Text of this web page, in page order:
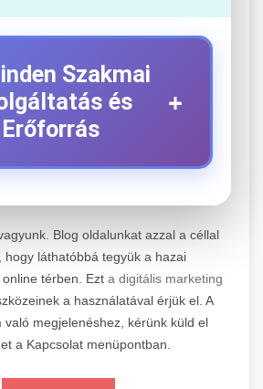
Szakmai
és
Erőforrás
+
+
elektromos roller javítási és
szolgáltatások. Szakértő
minőségi szervízt nyújtanak
márkához és modellhez.
Látogatása
Online Marketing
Ügynökség
+
marketing szolgáltatások,
t, közösségi média kezelést és
Blog oldalunkat azzal a céllal
hogy láthatóbbá tegyük a hazai
térben. Ezt a digitális marketing
a használatával érjük el. A
való megjelenéshez, kérünk küld el
a Kapcsolat menüpontban.